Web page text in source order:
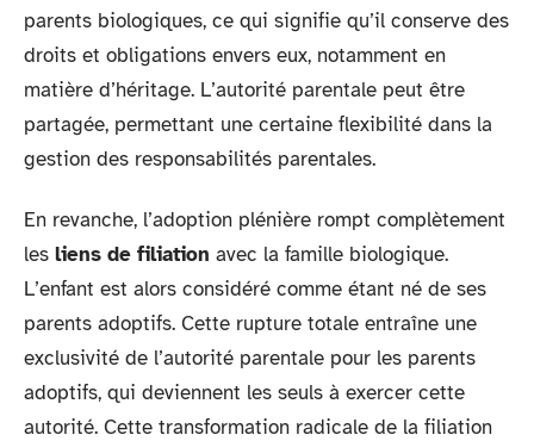
parents biologiques, ce qui signifie qu’il conserve des
droits et obligations envers eux, notamment en
matière d’héritage. L’autorité parentale peut être
partagée, permettant une certaine flexibilité dans la
gestion des responsabilités parentales.
En revanche, l’adoption plénière rompt complètement
les liens de filiation avec la famille biologique.
L’enfant est alors considéré comme étant né de ses
parents adoptifs. Cette rupture totale entraîne une
exclusivité de l’autorité parentale pour les parents
adoptifs, qui deviennent les seuls à exercer cette
autorité. Cette transformation radicale de la filiation